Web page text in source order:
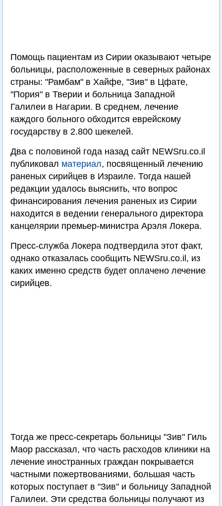
Помощь пациентам из Сирии оказывают четыре
больницы, расположенные в северных районах
страны: "Рамбам" в Хайфе, "Зив" в Цфате,
"Пория" в Тверии и больница Западной
Галилеи в Нагарии. В среднем, лечение
каждого больного обходится еврейскому
государству в 2.800 шекелей.
Два с половиной года назад сайт NEWSru.co.il
публиковал материал, посвященный лечению
раненых сирийцев в Израиле. Тогда нашей
редакции удалось выяснить, что вопрос
финансирования лечения раненых из Сирии
находится в ведении генерального директора
канцелярии премьер-министра Арэля Локера.
Пресс-служба Локера подтвердила этот факт,
однако отказалась сообщить NEWSru.co.il, из
каких именно средств будет оплачено лечение
сирийцев.
Тогда же пресс-секретарь больницы "Зив" Гиль
Маор рассказал, что часть расходов клиники на
лечение иностранных граждан покрывается
частными пожертвованиями, большая часть
которых поступает в "Зив" и больницу Западной
Галилеи. Эти средства больницы получают из